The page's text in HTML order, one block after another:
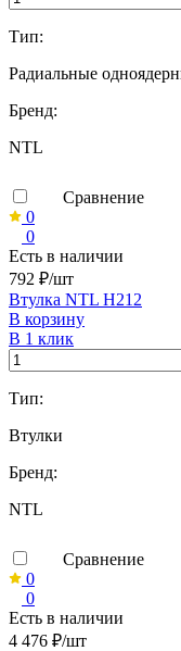
Тип:
Радиальные
Бренд:
NTL
Сравнение
0
0
Есть в наличии
792 ₽/шт
Втулка NTL H212
В корзину
В 1 клик
Тип:
Втулки
Бренд:
NTL
Сравнение
0
0
Есть в наличии
4 476 ₽/шт